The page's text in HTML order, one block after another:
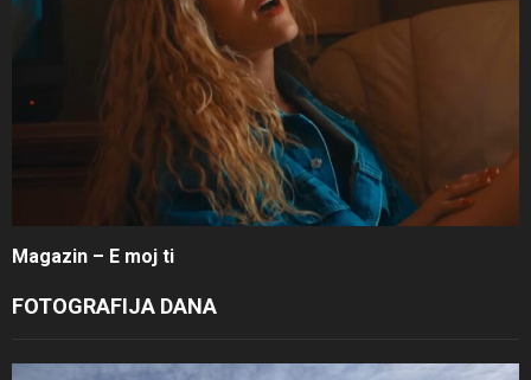
Magazin – E moj ti
FOTOGRAFIJA DANA